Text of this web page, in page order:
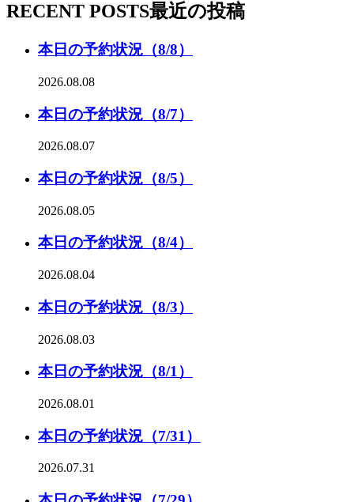
RECENT POSTS最近の投稿
本日の予約状況（8/8）
2026.08.08
本日の予約状況（8/7）
2026.08.07
本日の予約状況（8/5）
2026.08.05
本日の予約状況（8/4）
2026.08.04
本日の予約状況（8/3）
2026.08.03
本日の予約状況（8/1）
2026.08.01
本日の予約状況（7/31）
2026.07.31